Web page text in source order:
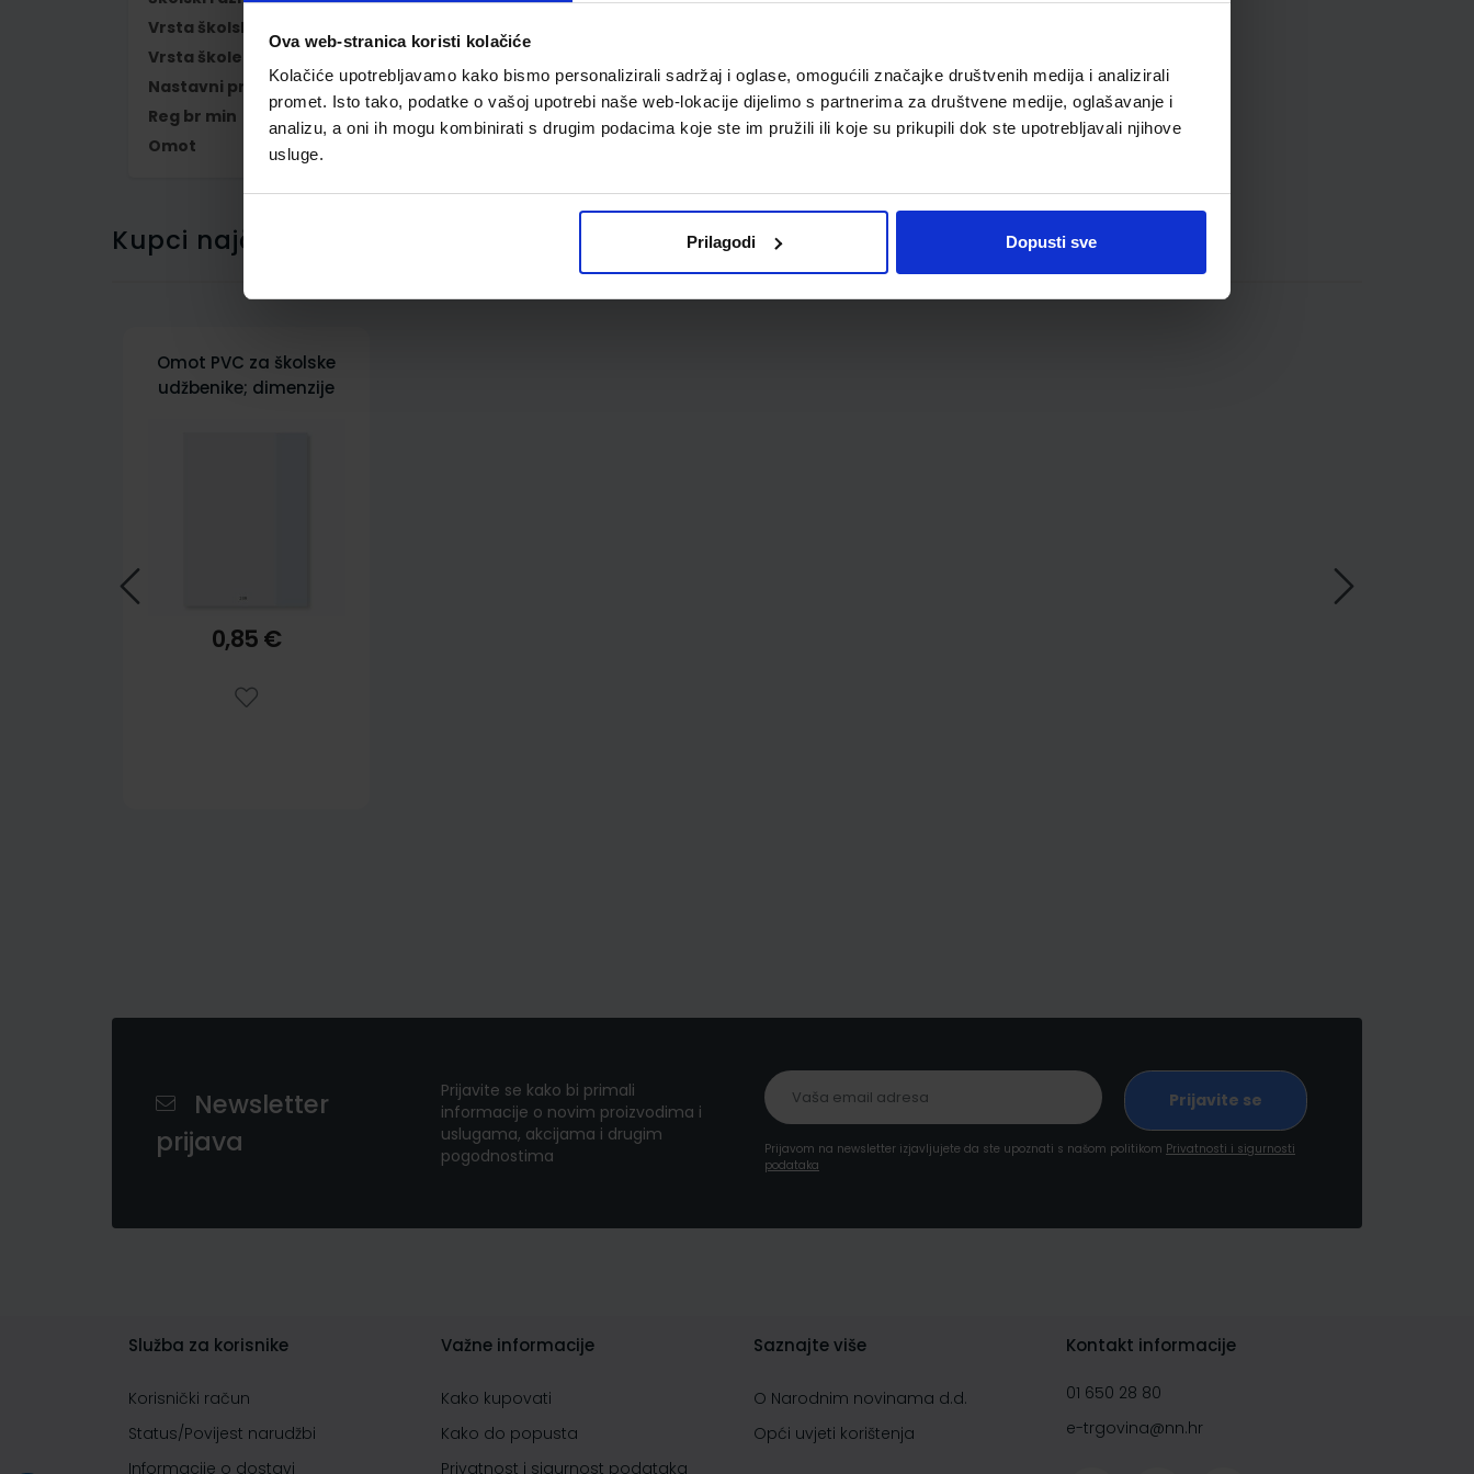
Ova web-stranica koristi kolačiće
Kolačiće upotrebljavamo kako bismo personalizirali sadržaj i oglase, omogućili značajke društvenih medija i analizirali
promet. Isto tako, podatke o vašoj upotrebi naše web-lokacije dijelimo s partnerima za društvene medije, oglašavanje i
analizu, a oni ih mogu kombinirati s drugim podacima koje ste im pružili ili koje su prikupili dok ste upotrebljavali njihove
usluge.
Prilagodi Dopusti sve
Vrsta školske knjige
Vrsta škole
Nastavni predmet
PRIRODA I DRUŠTVO
Reg br min
7034
Omot
Kupci najčešće biraju..
Omot PVC za školske
udžbenike; dimenzije
0,85 €
Newsletter
prijava
Prijavite se kako bi primali
informacije o novim proizvodima i
uslugama, akcijama i drugim
pogodnostima
Prijavom na newsletter izjavljujete da ste upoznati s našom politikom Privatnosti i sigurnosti
podataka
Služba za korisnike
Korisnički račun
Status/Povijest narudžbi
Informacije o dostavi
Važne informacije
Kako kupovati
Kako do popusta
Privatnost i sigurnost podataka
Saznajte više
O Narodnim novinama d.d.
Opći uvjeti korištenja
Kontakt informacije
01 650 28 80
e-trgovina@nn.hr